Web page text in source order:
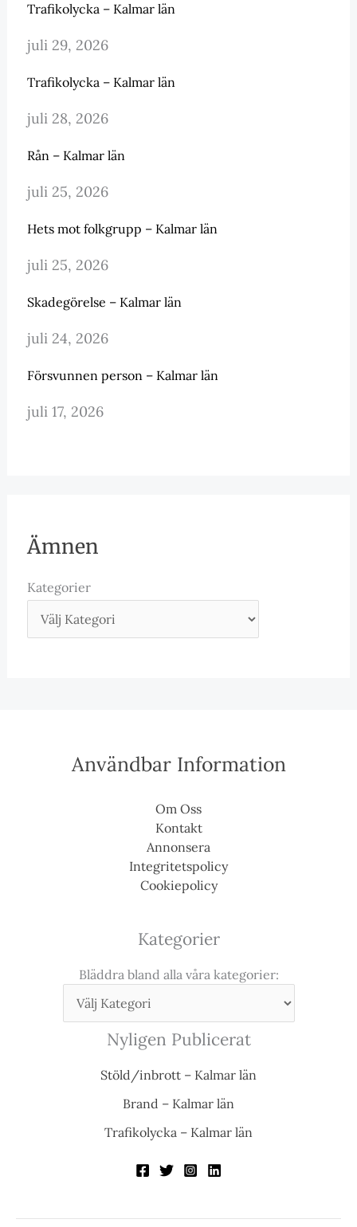
Trafikolycka – Kalmar län
juli 29, 2026
Trafikolycka – Kalmar län
juli 28, 2026
Rån – Kalmar län
juli 25, 2026
Hets mot folkgrupp – Kalmar län
juli 25, 2026
Skadegörelse – Kalmar län
juli 24, 2026
Försvunnen person – Kalmar län
juli 17, 2026
Ämnen
Kategorier
Användbar Information
Om Oss
Kontakt
Annonsera
Integritetspolicy
Cookiepolicy
Kategorier
Bläddra bland alla våra kategorier:
Nyligen Publicerat
Stöld/inbrott – Kalmar län
Brand – Kalmar län
Trafikolycka – Kalmar län